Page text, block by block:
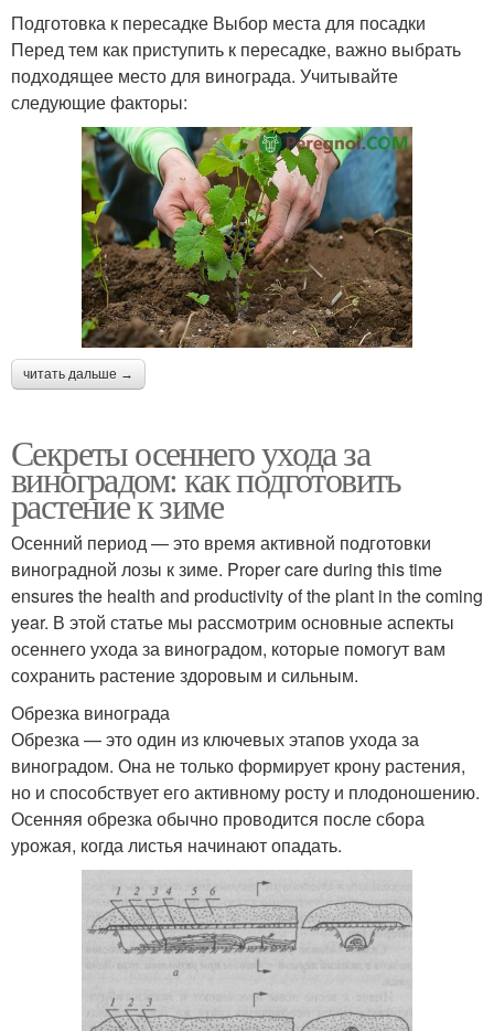
Подготовка к пересадке Выбор места для посадки
Перед тем как приступить к пересадке, важно выбрать
подходящее место для винограда. Учитывайте
следующие факторы:
читать дальше →
Секреты осеннего ухода за
виноградом: как подготовить
растение к зиме
Осенний период — это время активной подготовки
виноградной лозы к зиме. Proper care during this time
ensures the health and productivity of the plant in the coming
year. В этой статье мы рассмотрим основные аспекты
осеннего ухода за виноградом, которые помогут вам
сохранить растение здоровым и сильным.
Обрезка винограда
Обрезка — это один из ключевых этапов ухода за
виноградом. Она не только формирует крону растения,
но и способствует его активному росту и плодоношению.
Осенняя обрезка обычно проводится после сбора
урожая, когда листья начинают опадать.